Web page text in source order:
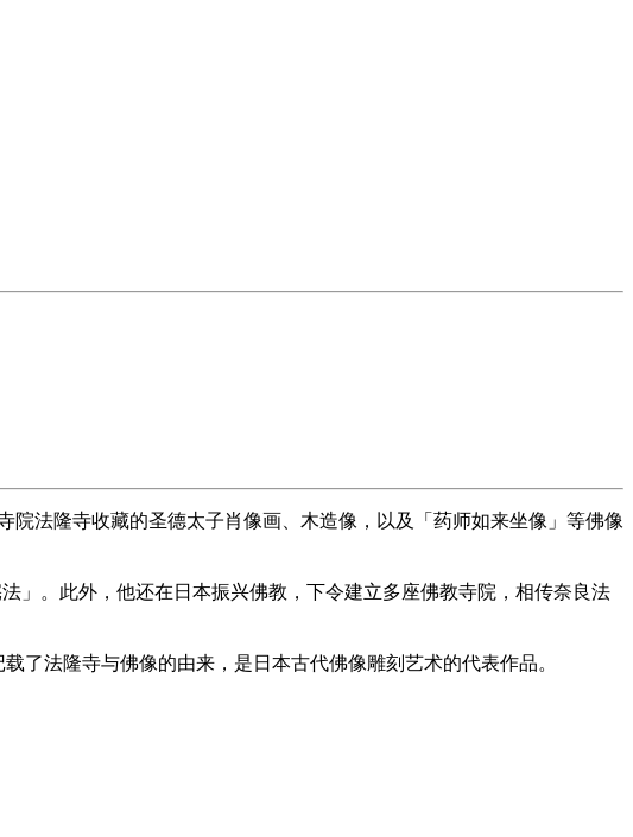
院法隆寺收藏的圣德太子肖像画、木造像，以及「药师如来坐像」等佛像
」。此外，他还在日本振兴佛教，下令建立多座佛教寺院，相传奈良法
载了法隆寺与佛像的由来，是日本古代佛像雕刻艺术的代表作品。